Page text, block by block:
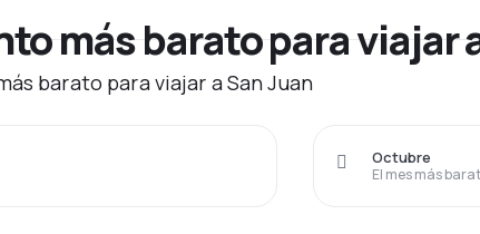
más barato para viajar
barato para viajar a San Juan
El mes más
Octubre